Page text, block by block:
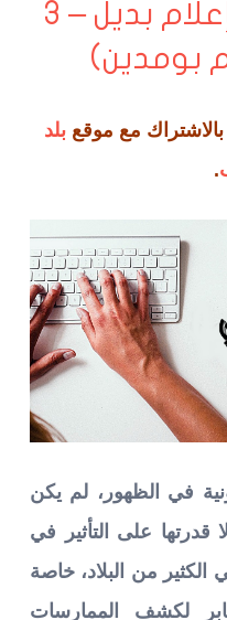
التدوين الليبي كإعلام بديل – 3
بومدين)
مع موقع بلد
.
في الظهور، لم يكن
قدرتها على التأثير في
من البلاد، خاصة
لكشف الممارسات